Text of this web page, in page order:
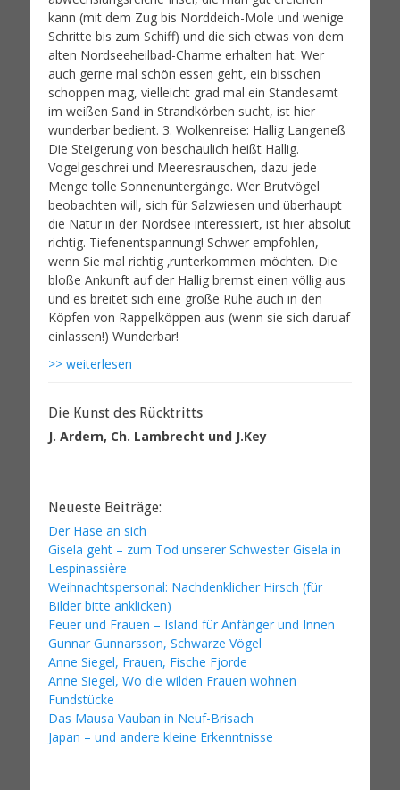
>> weiterlesen
Die Kunst des Rücktritts
J. Ardern, Ch. Lambrecht und J.Key
Neueste Beiträge:
Der Hase an sich
Gisela geht – zum Tod unserer Schwester Gisela in
Lespinassière
Weihnachtspersonal: Nachdenklicher Hirsch (für
Bilder bitte anklicken)
Feuer und Frauen – Island für Anfänger und Innen
Gunnar Gunnarsson, Schwarze Vögel
Anne Siegel, Frauen, Fische Fjorde
Anne Siegel, Wo die wilden Frauen wohnen
Fundstücke
Das Mausa Vauban in Neuf-Brisach
Japan – und andere kleine Erkenntnisse